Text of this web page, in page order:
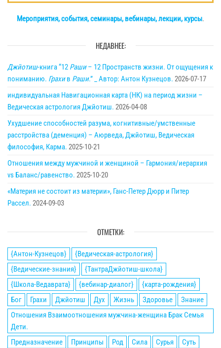
Мероприятия, события, семинары, вебинары, лекции, курсы.
НЕДАВНЕЕ:
Джйотиш-книга “12 Раши– 12 Пространств жизни. От ощущения к
пониманию. Грахив Раши.” _ Автор: Антон Кузнецов. 2026-07-17
индивидуальная Навигационная карта (НК) на период жизни –
Ведическая астрология Джйотиш. 2026-04-08
Ухудшение способностей разума, когнитивные/умственные
расстройства (деменция) – Аюрведа, Джйотиш, Ведическая
философия, Карма. 2025-10-21
Отношения между мужчиной и женщиной – Гармония/иерархия
vs Баланс/равенство. 2025-10-20
«Материя не состоит из материи», Ганс-Петер Дюрр и Питер
Рассел. 2024-09-03
ОТМЕТКИ:
{Антон-Кузнецов}
{Ведическая-астрология}
{Ведические-знания}
{ТантраДжйотиш-школа}
{Школа-Ведаврата}
{вебинар-диалог}
{карта-рождения}
Бог
Грахи Джйотиш Дух Жизнь Здоровье
Знание
Отношения Взаимоотношения мужчина-женщина Брак Семья
Дети.
Предназначение
Принципы Род Сила Сурья
Суть